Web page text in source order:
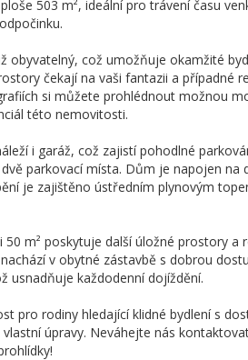
503 m², ideální pro trávení času
obyvatelný, což umožňuje okamžité
čekají na vaši fantazii a případné
si můžete prohlédnout možnou
této nemovitosti.
i garáž, což zajistí pohodlné
parkovací místa. Dům je napojen na
je zajištěno ústředním plynovým
50 m² poskytuje další úložné prostory
v obytné zástavbě s dobrou
usnadňuje každodenní dojíždění.
pro rodiny hledající klidné bydlení s
úpravy. Neváhejte nás